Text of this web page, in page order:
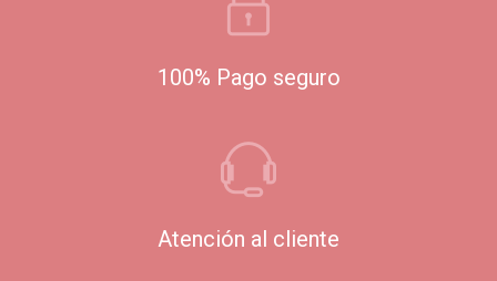
100% Pago seguro
Atención al cliente